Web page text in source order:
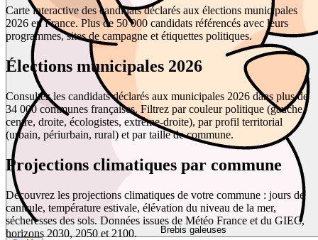
Brebis galeuses
Carte interactive des candidats déclarés aux élections municipales
2026 en France. Plus de 50 000 candidats référencés avec leurs
programmes, sites de campagne et étiquettes politiques.
Élections municipales 2026
Consultez les candidats déclarés aux municipales 2026 dans plus de
34 000 communes françaises. Filtrez par couleur politique (gauche,
centre, droite, écologistes, extrême-droite), par profil territorial
(urbain, périurbain, rural) et par taille de commune.
Projections climatiques par commune
Découvrez les projections climatiques de votre commune : jours de
canicule, température estivale, élévation du niveau de la mer,
sécheresses des sols. Données issues de Météo France et du GIEC,
horizons 2030, 2050 et 2100.